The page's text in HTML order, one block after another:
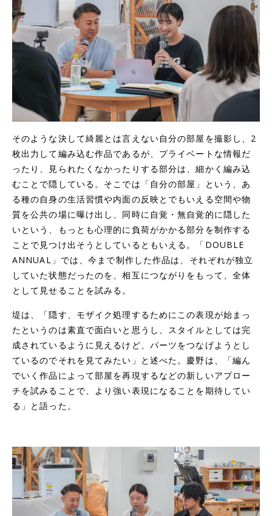
そのような決して綺麗とは言えない自分の部屋を撮影し、2
枚出力して編み込む作品であるが、プライベートな情報だ
ったり、見られたくなかったりする部分は、細かく編み込
むことで隠している。そこでは「自分の部屋」という、あ
る種の自身の生活習慣や内面の反映とでもいえる空間や物
質を公共の場に曝け出し、同時に自覚・無自覚的に隠した
いという、もっとも心理的に負荷がかかる部分を制作する
ことで見つけ出そうとしているともいえる。「DOUBLE
ANNUAL」では、今まで制作した作品は、それぞれが独立
していた状態だったのを、相互につながりをもって、全体
として見せることを試みる。
堤は、「隠す、モザイク処理するためにこの表現が始まっ
たというのは素直で面白いと思うし、スタイルとしては完
成されているように見えるけど、パーツをつなげようとし
ているのでそれを見てみたい」と述べた。慶野は、「編ん
でいく作品によって部屋を再現するなどの新しいアプロー
チを試みることで、より強い表現になることを期待してい
る」と語った。